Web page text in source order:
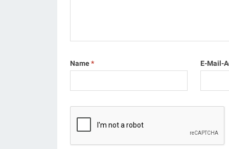
Name* E-Mail-